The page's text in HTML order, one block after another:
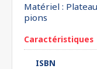
Matériel :
pions
Caractéristiques
ISBN